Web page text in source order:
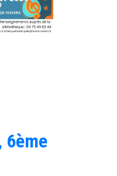
6ème